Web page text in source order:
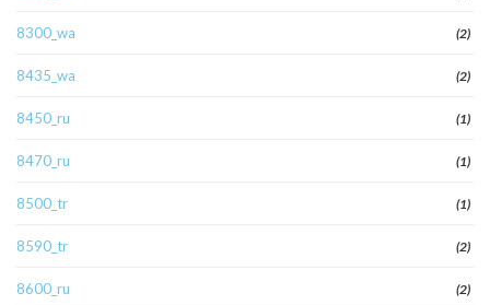
8300_wa (2)
8435_wa (2)
8450_ru (1)
8470_ru (1)
8500_tr (1)
8590_tr (2)
8600_ru (2)